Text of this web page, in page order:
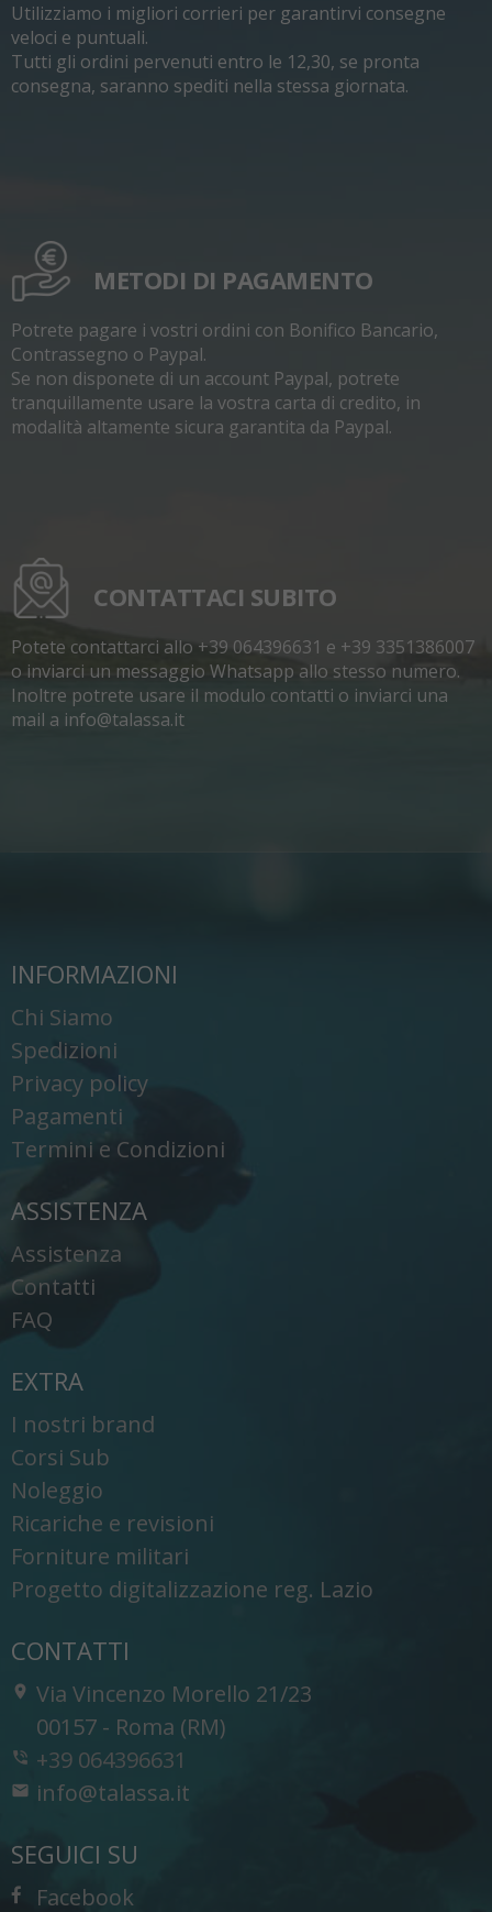
Utilizziamo i migliori corrieri per garantirvi consegne
veloci e puntuali.
Tutti gli ordini pervenuti entro le 12,30, se pronta
consegna, saranno spediti nella stessa giornata.
METODI DI PAGAMENTO
Potrete pagare i vostri ordini con Bonifico Bancario,
Contrassegno o Paypal.
Se non disponete di un account Paypal, potrete
tranquillamente usare la vostra carta di credito, in
modalità altamente sicura garantita da Paypal.
CONTATTACI SUBITO
Potete contattarci allo +39 064396631 e +39 3351386007
o inviarci un messaggio Whatsapp allo stesso numero.
Inoltre potrete usare il modulo contatti o inviarci una
mail a info@talassa.it
INFORMAZIONI
Chi Siamo
Spedizioni
Privacy policy
Pagamenti
Termini e Condizioni
ASSISTENZA
Assistenza
Contatti
FAQ
EXTRA
I nostri brand
Corsi Sub
Noleggio
Ricariche e revisioni
Forniture militari
Progetto digitalizzazione reg. Lazio
CONTATTI
Via Vincenzo Morello 21/23
-
00157 - Roma (RM)
+39 064396631
info@talassa.it
SEGUICI SU
Facebook